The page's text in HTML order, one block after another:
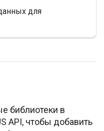
для
библиотеки в
API, чтобы добавить